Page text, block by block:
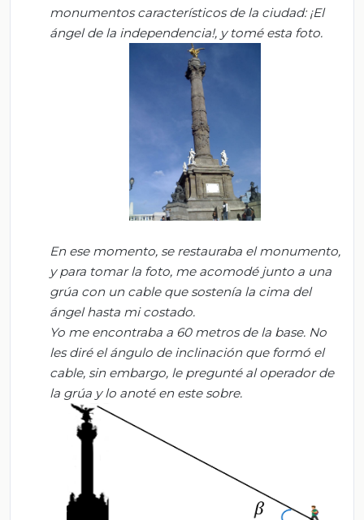
monumentos característicos de la ciudad: ¡El
ángel de la independencia!, y tomé esta foto.
En ese momento, se restauraba el monumento,
y para tomar la foto, me acomodé junto a una
grúa con un cable que sostenía la cima del
ángel hasta mi costado.
Yo me encontraba a 60 metros de la base. No
les diré el ángulo de inclinación que formó el
cable, sin embargo, le pregunté al operador de
la grúa y lo anoté en este sobre.